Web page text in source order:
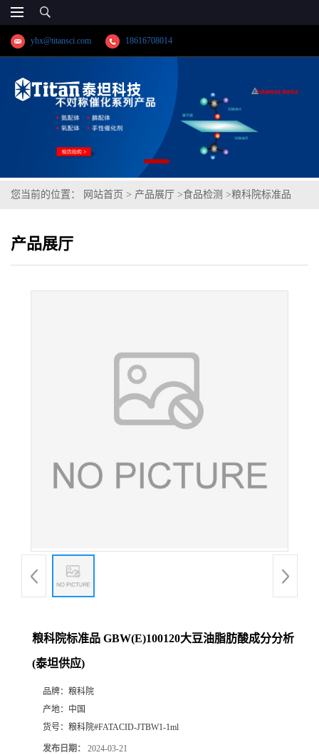
yhx@titansci.com 18616708014
您当前的位置： 网站首页 > 产品展厅 >食品检测 >粮科院标准品
产品展厅
粮科院标准品 GBW(E)100120大豆油脂肪酸成分分析
(泰坦供应)
品牌： 粮科院
产地： 中国
货号： 粮科院#FATACID-JTBW1-1ml
发布日期： 2024-03-21